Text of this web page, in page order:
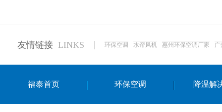
达州工业省电安装
友情链接 LINKS 环保空调 水帘风机 惠州环保空调厂家 广
福泰首页 环保空调 降温解